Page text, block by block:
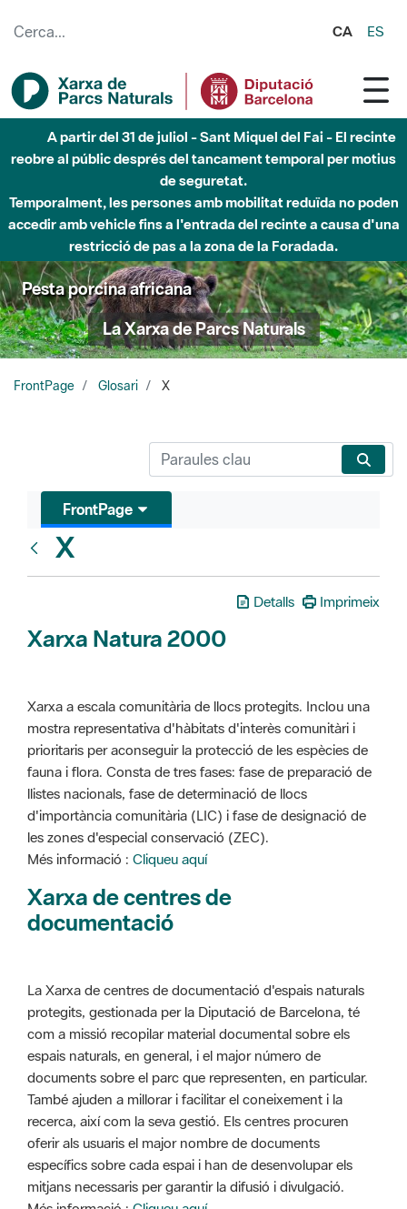
CA ES
A partir del 31 de juliol - Sant Miquel del Fai - El recinte
reobre al públic després del tancament temporal per motius
de seguretat.
Temporalment, les persones amb mobilitat reduïda no poden
accedir amb vehicle fins a l'entrada del recinte a causa d'una
restricció de pas a la zona de la Foradada.
Pesta porcina africana
La Xarxa de Parcs Naturals
FrontPage Glosari X
FrontPage
X
Detalls Imprimeix
Xarxa Natura 2000
Xarxa a escala comunitària de llocs protegits. Inclou una
mostra representativa d'hàbitats d'interès comunitàri i
prioritaris per aconseguir la protecció de les espècies de
fauna i flora. Consta de tres fases: fase de preparació de
llistes nacionals, fase de determinació de llocs
d'importància comunitària (LIC) i fase de designació de
les zones d'especial conservació (ZEC).
Més informació : Cliqueu aquí
Xarxa de centres de
documentació
La Xarxa de centres de documentació d'espais naturals
protegits, gestionada per la Diputació de Barcelona, té
com a missió recopilar material documental sobre els
espais naturals, en general, i el major número de
documents sobre el parc que representen, en particular.
També ajuden a millorar i facilitar el coneixement i la
recerca, així com la seva gestió. Els centres procuren
oferir als usuaris el major nombre de documents
específics sobre cada espai i han de desenvolupar els
mitjans necessaris per garantir la difusió i divulgació.